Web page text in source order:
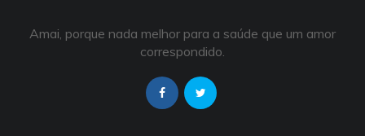
Amai, porque nada melhor para a saúde que um amor
correspondido.